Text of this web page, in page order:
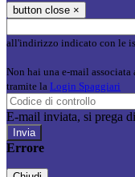
button close ×
all'indirizzo indicato con le
Non hai una e-mail
tramite la Login Spaggiari
E-mail inviata, si prega
Errore